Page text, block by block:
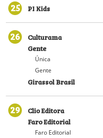
25 PI Kids
26
Culturama
Gente
Única
Gente
Girassol Brasil
29
Clio Editora
Faro Editorial
Faro Editorial